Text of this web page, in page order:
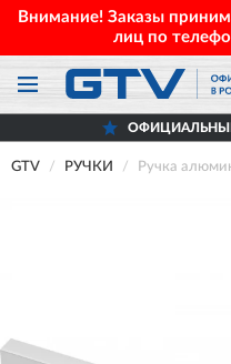
Внимание! Заказы
лиц по
GTV РУЧКИ Ручка